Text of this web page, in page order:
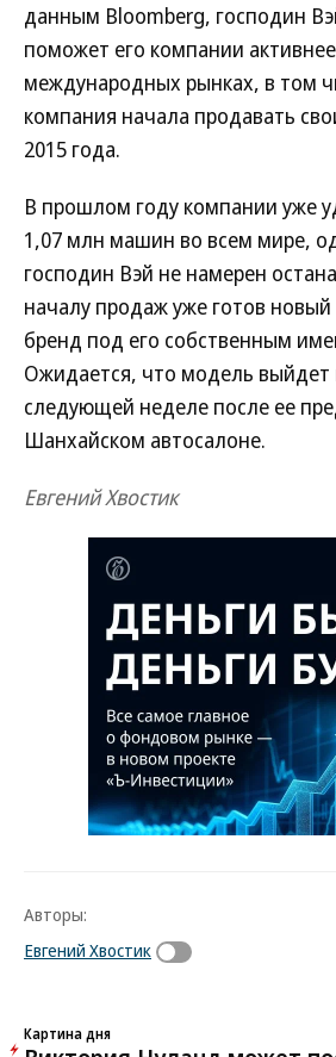
данным Bloomberg, господин
поможет его компании
международных рынках, в том
компания начала продавать
2015 года.
В прошлом году компании уже
1,07 млн машин во всем мире,
господин Вэй не намерен
началу продаж уже готов
бренд под его собственным
Ожидается, что модель выйдет
следующей неделе после ее
Шанхайском автосалоне.
Евгений Хвостик
Авторы:
Евгений Хвостик
Картина дня